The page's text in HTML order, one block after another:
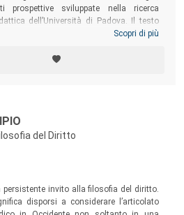
prospettive sviluppate nella ricerca
dell’Università di Padova. Il testo
l’innovazione legislativa in materia di
algoritmi sui diritti fondamentali e il
non neutralità del software, per poi
Scopri di più
del Diritto
persistente invito alla filosofia del diritto.
disporsi a considerare l’articolato